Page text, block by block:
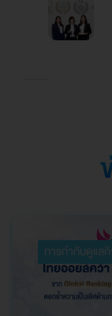
การกำกับดูแล